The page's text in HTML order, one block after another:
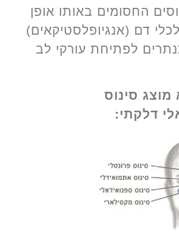
החסומים באותו אופן
דם (אנגיופלסטיקאים)
לפתיחת עורקי לב
סינוס
דלקתי: